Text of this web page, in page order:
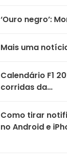
‘Ouro negro’:
Mais uma
Calendário F1
corridas da…
Como tirar
no Android e